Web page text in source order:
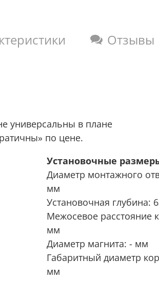
Отзывы
универсальны в плане
по цене.
Установочные
Диаметр монтажного
мм
Установочная глубина:
Межосевое расстояние
мм
Диаметр магнита: - мм
Габаритный диаметр
мм